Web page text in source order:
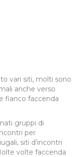
vari siti, molti sono
anche verso
fianco faccenda
gruppi di
per
siti d’incontri
volte faccenda